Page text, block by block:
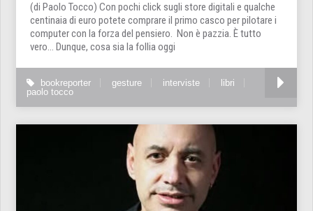
(di Paolo Tocco) Con pochi click sugli store digitali e qualche
centinaia di euro potete comprare il primo casco per pilotare i
computer con la forza del pensiero. Non è pazzia. È tutto
vero… Dunque, cosa sia la follia oggi
bookreporter gesture interviste
libri
paolo tocco